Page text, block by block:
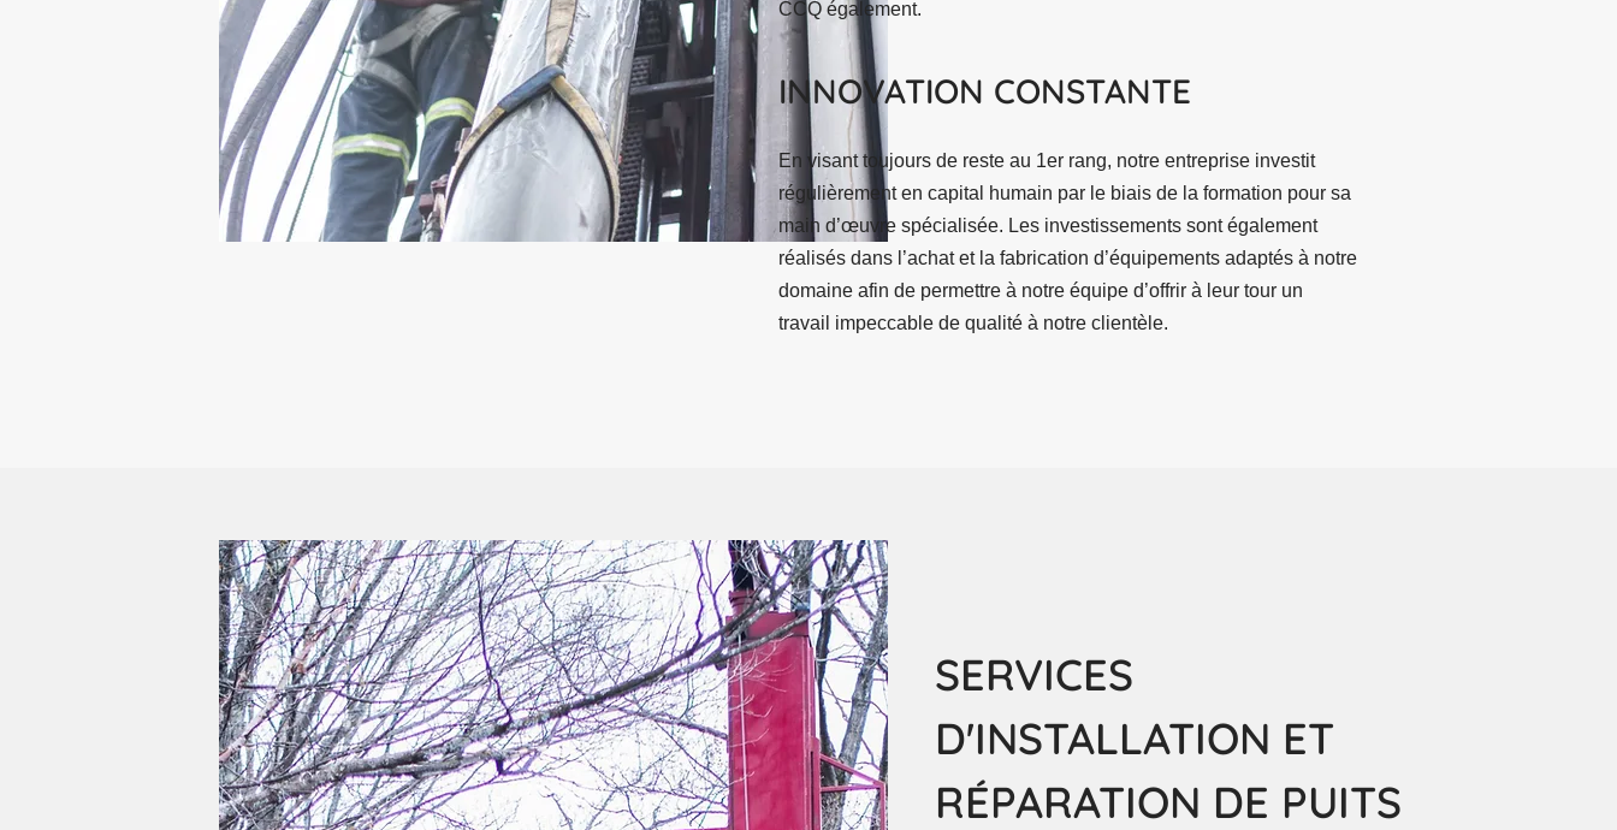
CCQ également.
INNOVATION CONSTANTE
En visant toujours de reste au 1er rang, notre entreprise investit
régulièrement en capital humain par le biais de la formation pour sa
main d’œuvre spécialisée. Les investissements sont également
réalisés dans l’achat et la fabrication d’équipements adaptés à notre
domaine afin de permettre à notre équipe d’offrir à leur tour un
travail impeccable de qualité à notre clientèle.
SERVICES
D'INSTALLATION ET
RÉPARATION DE PUITS